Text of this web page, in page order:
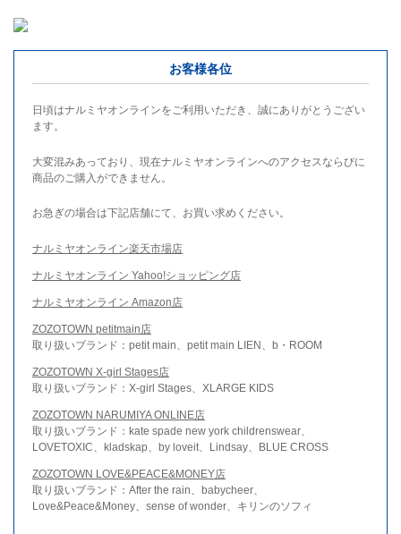
お客様各位
日頃はナルミヤオンラインをご利用いただき、誠にありがとうござい
ます。
大変混みあっており、現在ナルミヤオンラインへのアクセスならびに
商品のご購入ができません。
お急ぎの場合は下記店舗にて、お買い求めください。
ナルミヤオンライン楽天市場店
ナルミヤオンライン Yahoo!ショッピング店
ナルミヤオンライン Amazon店
ZOZOTOWN petitmain店
取り扱いブランド：petit main、petit main LIEN、b・ROOM
ZOZOTOWN X-girl Stages店
取り扱いブランド：X-girl Stages、XLARGE KIDS
ZOZOTOWN NARUMIYA ONLINE店
取り扱いブランド：kate spade new york childrenswear、
LOVETOXIC、kladskap、by loveit、Lindsay、BLUE CROSS
ZOZOTOWN LOVE&PEACE&MONEY店
取り扱いブランド：After the rain、babycheer、
Love&Peace&Money、sense of wonder、キリンのソフィ